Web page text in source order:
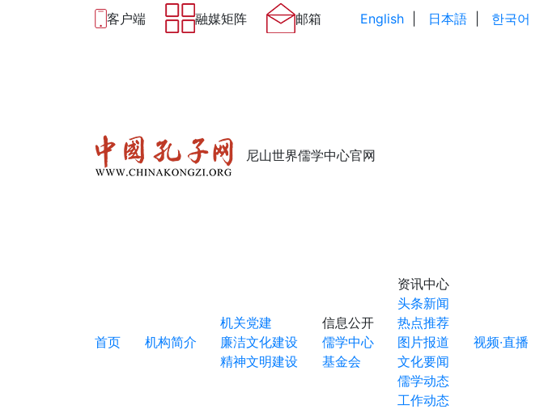
客户端 融媒矩阵 邮箱 English| 日本語| 한국어
尼山世界儒学中心官网
首页 机构简介
机关党建
廉洁文化建设
精神文明建设
信息公开
儒学中心
基金会
资讯中心
头条新闻
热点推荐
图片报道
文化要闻
儒学动态
工作动态
视频·直播